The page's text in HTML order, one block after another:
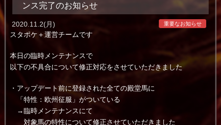
ンス完了のお知らせ
重要なお知らせ
2020.11.2(月)
スタポケ＋運営チームです
本日の臨時メンテナンスで
以下の不具合について修正対応をさせていただきました
・アップデート前に登録された全ての殿堂馬に
「特性：欧州征服」がついている
→臨時メンテナンスにて
対象馬の特性について修正させていただきました